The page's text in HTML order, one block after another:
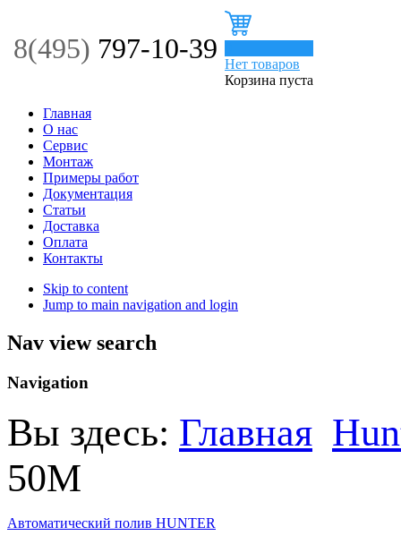
8(495) 797-10-39 Нет товаров
Корзина пуста
Главная
О нас
Сервис
Монтаж
Примеры работ
Документация
Статьи
Доставка
Оплата
Контакты
Skip to content
Jump to main navigation and login
Nav view search
Navigation
Вы здесь: Главная
50М
Автоматический полив HUNTER